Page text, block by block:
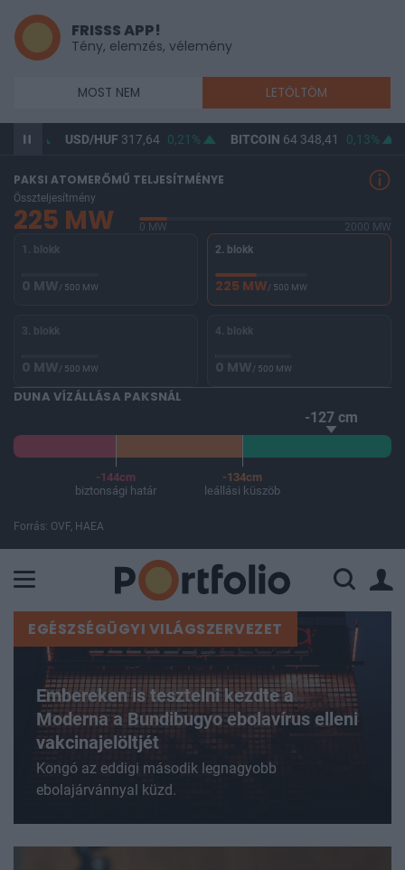
FRISSS APP!
Tény, elemzés, vélemény
MOST NEM LETÖLTÖM
USD/HUF 317,64 0,21% BITCOIN 64 348,41 0,13% BUX
PAKSI ATOMERŐMŰ TELJESÍTMÉNYE
Összteljesítmény
225 MW 0 MW
2000 MW
1. blokk
0 MW/ 500 MW
2. blokk
225 MW/ 500 MW
3. blokk
0 MW/ 500 MW
4. blokk
0 MW/ 500 MW
DUNA VÍZÁLLÁSA PAKSNÁL
-127 cm
-144cm
biztonsági határ
-134cm
leállási küszöb
Forrás: OVF, HAEA
EGÉSZSÉGÜGYI VILÁGSZERVEZET
Embereken is tesztelni kezdte a
Moderna a Bundibugyo ebolavírus elleni
vakcinajelöltjét
Kongó az eddigi második legnagyobb
ebolajárvánnyal küzd.